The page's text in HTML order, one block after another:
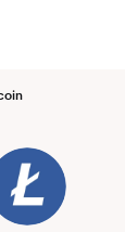
LTC